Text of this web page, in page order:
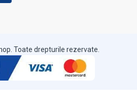
Toate drepturile rezervate.